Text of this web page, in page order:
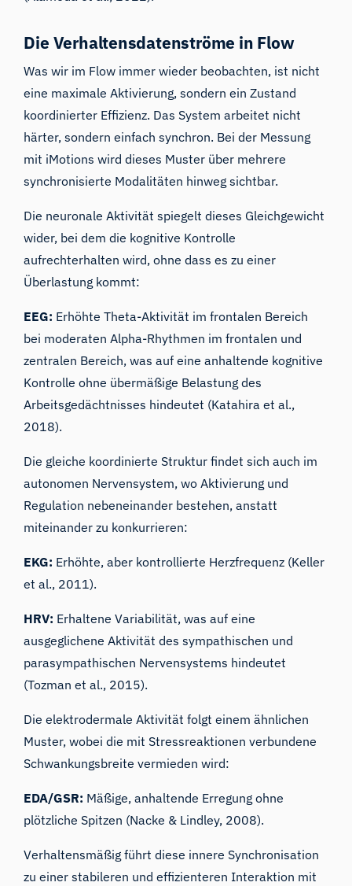
Die Verhaltensdatenströme in Flow
Was wir im Flow immer wieder beobachten, ist nicht
eine maximale Aktivierung, sondern ein Zustand
koordinierter Effizienz. Das System arbeitet nicht
härter, sondern einfach synchron. Bei der Messung
mit iMotions wird dieses Muster über mehrere
synchronisierte Modalitäten hinweg sichtbar.
Die neuronale Aktivität spiegelt dieses Gleichgewicht
wider, bei dem die kognitive Kontrolle
aufrechterhalten wird, ohne dass es zu einer
Überlastung kommt:
EEG: Erhöhte Theta-Aktivität im frontalen Bereich
bei moderaten Alpha-Rhythmen im frontalen und
zentralen Bereich, was auf eine anhaltende kognitive
Kontrolle ohne übermäßige Belastung des
Arbeitsgedächtnisses hindeutet (Katahira et al.,
2018).
Die gleiche koordinierte Struktur findet sich auch im
autonomen Nervensystem, wo Aktivierung und
Regulation nebeneinander bestehen, anstatt
miteinander zu konkurrieren:
EKG: Erhöhte, aber kontrollierte Herzfrequenz (Keller
et al., 2011).
HRV: Erhaltene Variabilität, was auf eine
ausgeglichene Aktivität des sympathischen und
parasympathischen Nervensystems hindeutet
(Tozman et al., 2015).
Die elektrodermale Aktivität folgt einem ähnlichen
Muster, wobei die mit Stressreaktionen verbundene
Schwankungsbreite vermieden wird:
EDA/GSR: Mäßige, anhaltende Erregung ohne
plötzliche Spitzen (Nacke & Lindley, 2008).
Verhaltensmäßig führt diese innere Synchronisation
zu einer stabileren und effizienteren Interaktion mit